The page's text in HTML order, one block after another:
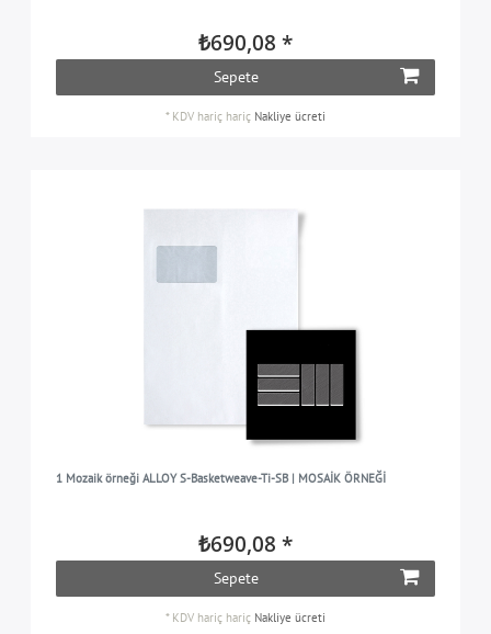
₺690,08 *
Sepete
* KDV hariç hariç Nakliye ücreti
1 Mozaik örneği ALLOY S-Basketweave-Ti-SB | MOSAİK ÖRNEĞİ
₺690,08 *
Sepete
* KDV hariç hariç Nakliye ücreti